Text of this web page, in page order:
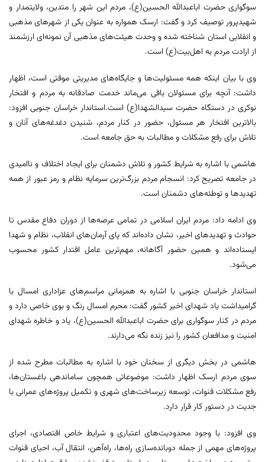
سوگواری حضرت اباعبدالله الحسین(ع)، مردم این شهر را متدین، ولایتمدار و
شهیدپرور توصیف کرد و گفت: ارسک همواره به عنوان یکی از شهرهای مذهبی
و انقلابی استان شناخته شده و وحدت هیئت‌های مذهبی آن نمونه‌ای ارزشمند
از ارادت مردم به اهل‌بیت(ع) است.
وی با بیان اینکه همه مسئولیت‌ها و جایگاه‌های مدیریتی موقتی است، اظهار
داشت: آنچه برای مسئولان باقی می‌ماند خدمت صادقانه به مردم و افتخار
نوکری در دستگاه حضرت سیدالشهدا(ع) است.استاندار خراسان جنوبی افزود:
بالاترین افتخار هر مسئول، حضور در کنار مردم، شنیدن دغدغه‌های آنان و
تلاش برای رفع مشکلات و مطالبات به حق جامعه است.
هاشمی با اشاره به شرایط کشور و تلاش دشمنان برای ایجاد اختلاف و ناامیدی
در جامعه تصریح کرد: انسجام مردم بزرگ‌ترین سرمایه نظام و رمز عبور از همه
تهدیدها و توطئه‌های دشمنان است.
وی ادامه داد: مردم ایران اسلامی در تمامی عرصه‌ها از دوران دفاع مقدس تا
حوادث و تهدیدهای اخیر، نشان داده‌اند که پای آرمان‌های انقلاب، نظام و شهدا
ایستاده‌اند و همین حضور آگاهانه، مهم‌ترین عامل اقتدار کشور محسوب
می‌شود.
استاندار خراسان جنوبی با اشاره به همزمانی مراسم‌های عزاداری امسال با
گرامیداشت یاد شهدای اخیر کشور گفت: محرم امسال رنگ و بوی خاصی دارد و
مردم در کنار سوگواری برای حضرت اباعبدالله الحسین(ع)، یاد و خاطره شهدای
امنیت و مدافعان کشور را نیز زنده نگه می‌دارند.
هاشمی در بخش دیگری از سخنان خود با اشاره به مطالبات مطرح شده از
سوی مردم ارسک اظهار داشت: موضوعاتی همچون ساماندهی باغستان‌ها،
رفع مشکلات قنوات، توسعه زیرساخت‌های شهری و تکمیل پروژه‌های عمرانی با
جدیت در دستور کار قرار دارد.
وی افزود: با وجود محدودیت‌های اعتباری و شرایط خاص اقتصادی، اجرای
پروژه‌های مهمی از جمله دوبانده‌سازی راه‌ها، راه‌آهن، انتقال آب، احیای قنوات